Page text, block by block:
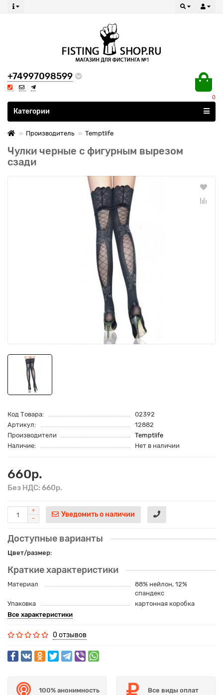
+74997098599
0
Все категории
Категории
Производитель Temptlife
Чулки черные c фигурным вырезом
сзади
Код Товара:
02392
Артикул:
12882
Производители
Temptlife
Наличие:
Нет в наличии
660р.
Без НДС: 660р.
Уведомить о наличии
Доступные варианты
Цвет/размер:
Краткие характеристики
Материал
88% нейлон, 12%
спандекс
Упаковка
картонная коробка
Все характеристики
0 отзывов
100% анонимность Все виды оплат